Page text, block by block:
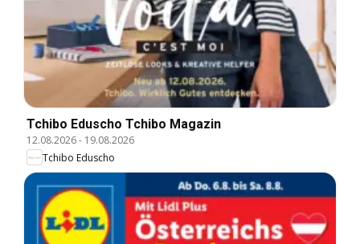
Tchibo Eduscho Tchibo Magazin
12.08.2026- 19.08.2026
Tchibo Eduscho